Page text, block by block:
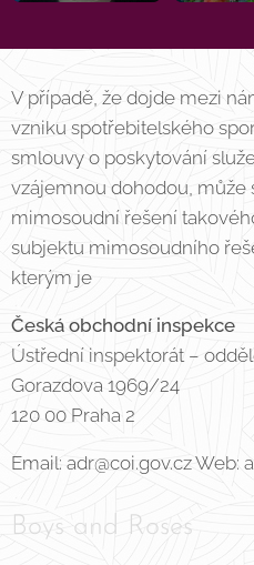
V případě, že dojde mezi
vzniku spotřebitelského
smlouvy o poskytování
vzájemnou dohodou, může
mimosoudní řešení
subjektu mimosoudního
kterým je
Česká obchodní inspekce
Ústřední inspektorát –
Gorazdova 1969/24
120 00 Praha 2
Email: adr@coi.gov.cz Web:
Boys and Roses